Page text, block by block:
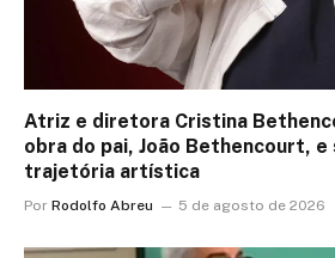
Atriz e diretora Cristina
obra do pai, João Bethencourt, e
trajetória artística
Por Rodolfo Abreu 5 de agosto de 2026